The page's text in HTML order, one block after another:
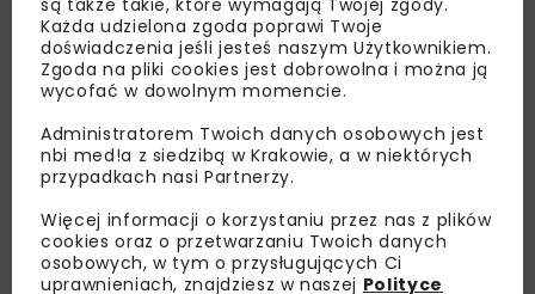
są także takie, które wymagają Twojej zgody.
Każda udzielona zgoda poprawi Twoje
doświadczenia jeśli jesteś naszym Użytkownikiem.
Zgoda na pliki cookies jest dobrowolna i można ją
wycofać w dowolnym momencie.
Administratorem Twoich danych osobowych jest
nbi med!a z siedzibą w Krakowie, a w niektórych
przypadkach nasi Partnerzy.
Więcej informacji o korzystaniu przez nas z plików
cookies oraz o przetwarzaniu Twoich danych
osobowych, w tym o przysługujących Ci
uprawnieniach, znajdziesz w naszej Polityce